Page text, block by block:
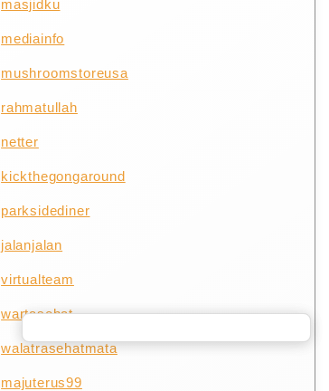
masjidku
mediainfo
mushroomstoreusa
rahmatullah
netter
kickthegongaround
parksidediner
jalanjalan
virtualteam
wartasehat
walatrasehatmata
majuterus99